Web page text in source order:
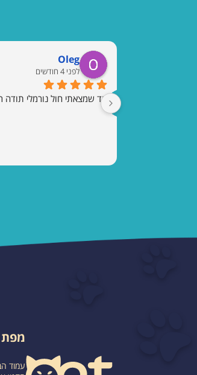
Oleg
לפני 4 חודשים
עד שמצאתי חול נורמלי תודה
עמוד